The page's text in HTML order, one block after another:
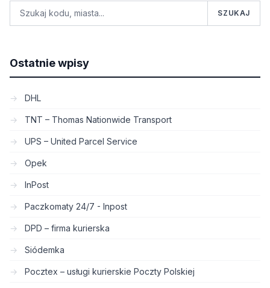
SZUKAJ
Ostatnie wpisy
DHL
TNT – Thomas Nationwide Transport
UPS – United Parcel Service
Opek
InPost
Paczkomaty 24/7 - Inpost
DPD – firma kurierska
Siódemka
Pocztex – usługi kurierskie Poczty Polskiej